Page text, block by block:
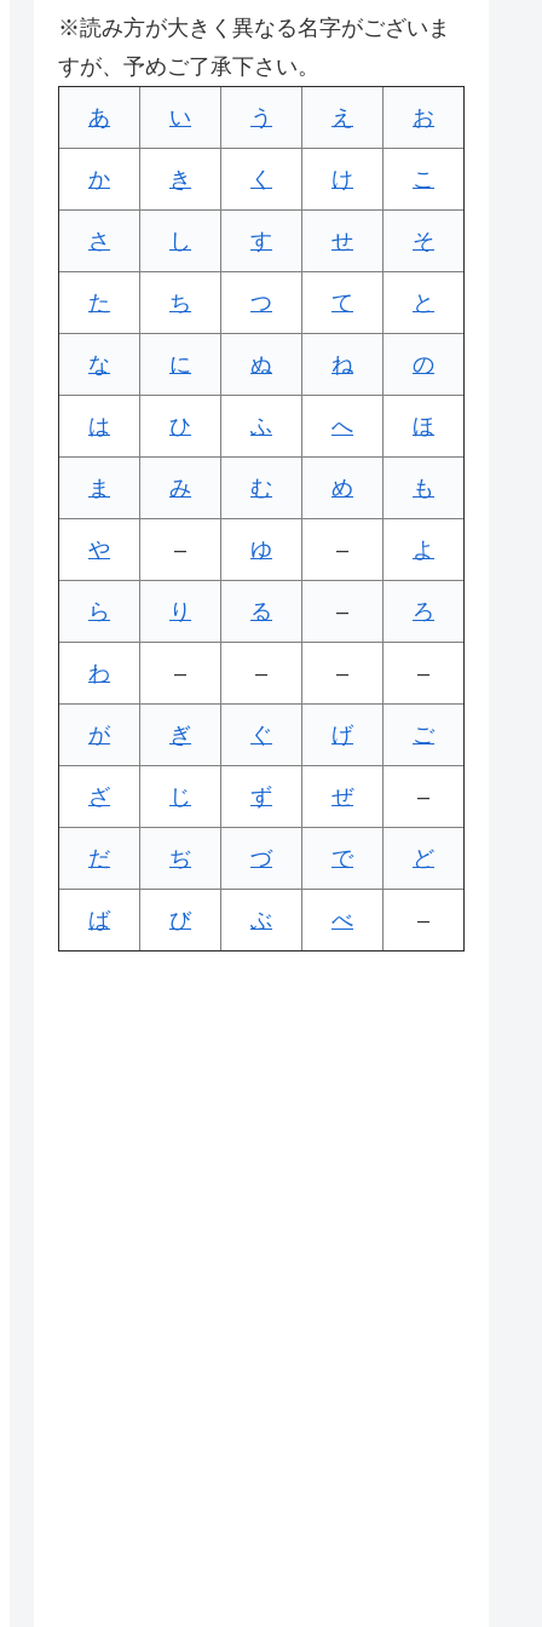
※読み方が大きく異なる名字がございま
すが、予めご了承下さい。
あ い う え お
か き く け こ
さ し す せ そ
た ち つ て と
な に ぬ ね の
は ひ ふ へ ほ
ま み む め も
や – ゆ – よ
ら り る – ろ
わ – – – –
が ぎ ぐ げ ご
ざ じ ず ぜ –
だ ぢ づ で ど
ば び ぶ べ –